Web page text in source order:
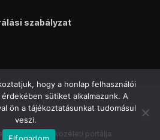
szabályzat
online közéleti portálja
hogy a honlap felhasználói
sütiket alkalmazunk. A
ön a tájékoztatásunkat tudomásul
veszi.
Elfogadom